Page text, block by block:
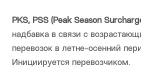
PKS, PSS (Peak Season
надбавка в связи с
перевозок в летне-осенний
Инициируется перевозчиком.